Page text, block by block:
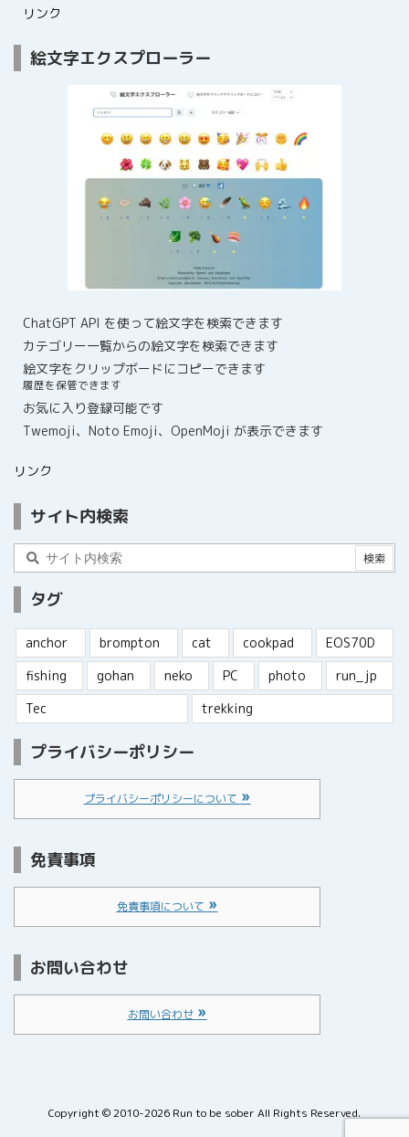
リンク
絵文字エクスプローラー
ChatGPT API を使って絵文字を検索できます
カテゴリー一覧からの絵文字を検索できます
絵文字をクリップボードにコピーできます
履歴を保管できます
お気に入り登録可能です
Twemoji、Noto Emoji、OpenMoji が表示できます
リンク
サイト内検索
タグ
anchor brompton cat cookpad
EOS70D
fishing
gohan neko PC photo
run_jp
Tec
trekking
プライバシーポリシー
プライバシーポリシーについて
免責事項
免責事項について
お問い合わせ
お問い合わせ
Copyright ©2010-2026 Run to be sober All Rights Reserved.